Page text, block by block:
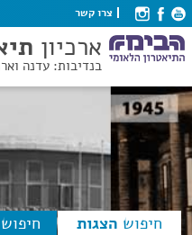
צרו קשר
ארכיון
בנדיבות: עדנה
חיפוש הצגות חיפוש